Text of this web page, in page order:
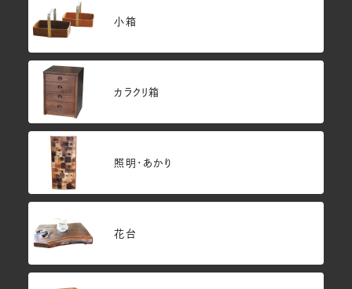
小箱
カラクリ箱
照明・あかり
花台